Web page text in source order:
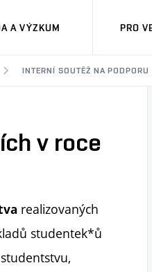
A VÝZKUM PRO
INTERNÍ SOUTĚŽ NA
v roce
realizovaných
studentek*ů